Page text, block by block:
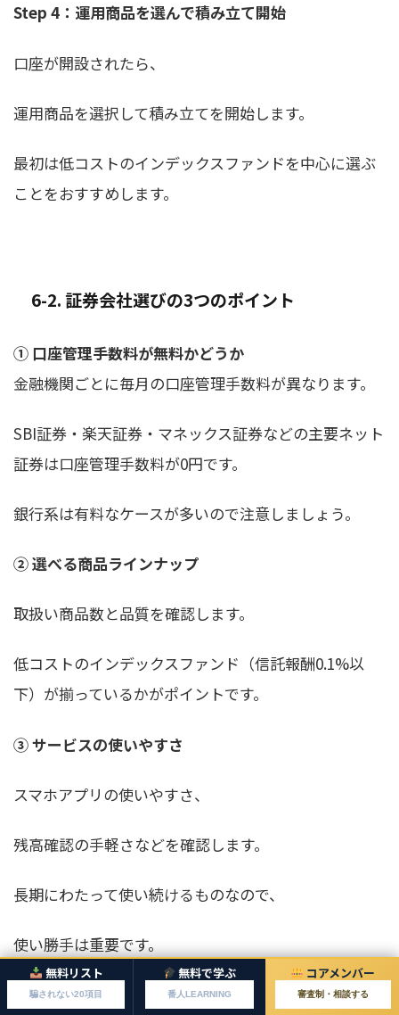
Step 4：運用商品を選んで積み立て開始
口座が開設されたら、
運用商品を選択して積み立てを開始します。
最初は低コストのインデックスファンドを中心に選ぶ
ことをおすすめします。
6-2. 証券会社選びの3つのポイント
① 口座管理手数料が無料かどうか
金融機関ごとに毎月の口座管理手数料が異なります。
SBI証券・楽天証券・マネックス証券などの主要ネット
証券は口座管理手数料が0円です。
銀行系は有料なケースが多いので注意しましょう。
② 選べる商品ラインナップ
取扱い商品数と品質を確認します。
低コストのインデックスファンド（信託報酬0.1%以
下）が揃っているかがポイントです。
③ サービスの使いやすさ
スマホアプリの使いやすさ、
残高確認の手軽さなどを確認します。
長期にわたって使い続けるものなので、
使い勝手は重要です。
無料リスト
騙されない20項目
無料で学ぶ
番人LEARNING
コアメンバー
審査制・相談する